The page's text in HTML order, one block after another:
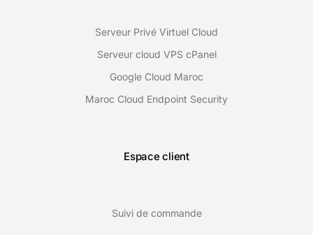
Serveur Privé Virtuel Cloud
Serveur cloud VPS cPanel
Google Cloud Maroc
Maroc Cloud Endpoint Security
Espace client
Suivi de commande